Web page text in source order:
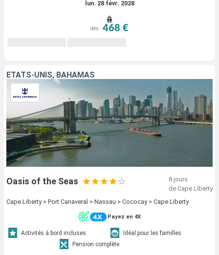
lun. 28 févr. 2028
dès 468 €
ÉTATS-UNIS, BAHAMAS
Oasis of the Seas
8 jours
de Cape Liberty
Cape Liberty > Port Canaveral > Nassau > Cococay > Cape Liberty
Payez en 4X
Activités à bord incluses
Idéal pour les familles
Pension complète